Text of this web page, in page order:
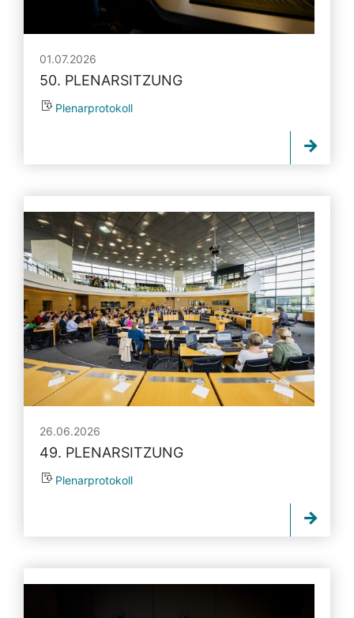
01.07.2026
50. PLENARSITZUNG
Plenarprotokoll
26.06.2026
49. PLENARSITZUNG
Plenarprotokoll